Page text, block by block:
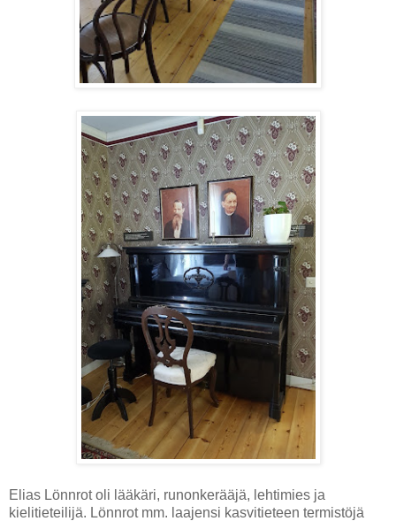
Elias Lönnrot oli lääkäri, runonkerääjä, lehtimies ja
kielitieteilijä. Lönnrot mm. laajensi kasvitieteen termistöjä